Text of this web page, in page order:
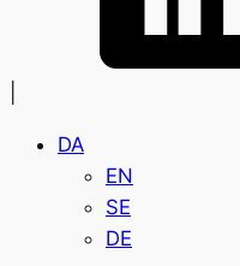
DA
EN
SE
DE